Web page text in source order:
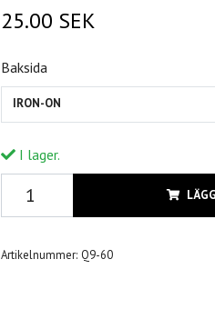
25.00 SEK
Baksida
IRON-ON
I lager.
Artikelnummer: Q9-60